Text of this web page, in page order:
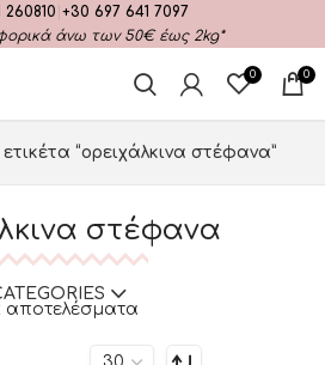
260810 +30 697 641 7097
άνω των 50€ έως 2kg*
0 0
“ορειχάλκινα στέφανα”
στέφανα
αποτελέσματα